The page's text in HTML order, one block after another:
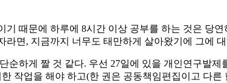
때문에 하루에 8시간 이상 공부를 하는 것은 당
라면, 지금까지 너무도 태만하게 살아왔기에 그에
순하게 짤 것 같다. 우선 27일에 있을 개인연구발
작업을 해야 하고(한 권은 공동책임편집이고 다